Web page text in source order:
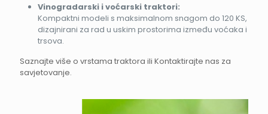
Vinogradarski i voćarski traktori:
Kompaktni modeli s maksimalnom snagom do 120 KS,
dizajnirani za rad u uskim prostorima između voćaka i
trsova.
Saznajte više o vrstama traktora ili Kontaktirajte nas za
savjetovanje.